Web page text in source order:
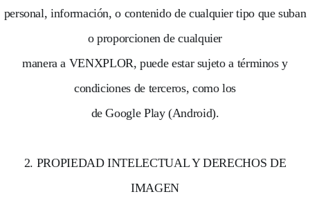
personal, información, o contenido de cualquier tipo que suban
o proporcionen de cualquier
manera a VENXPLOR, puede estar sujeto a términos y
condiciones de terceros, como los
de Google Play (Android).
2. PROPIEDAD INTELECTUAL Y DERECHOS DE
IMAGEN